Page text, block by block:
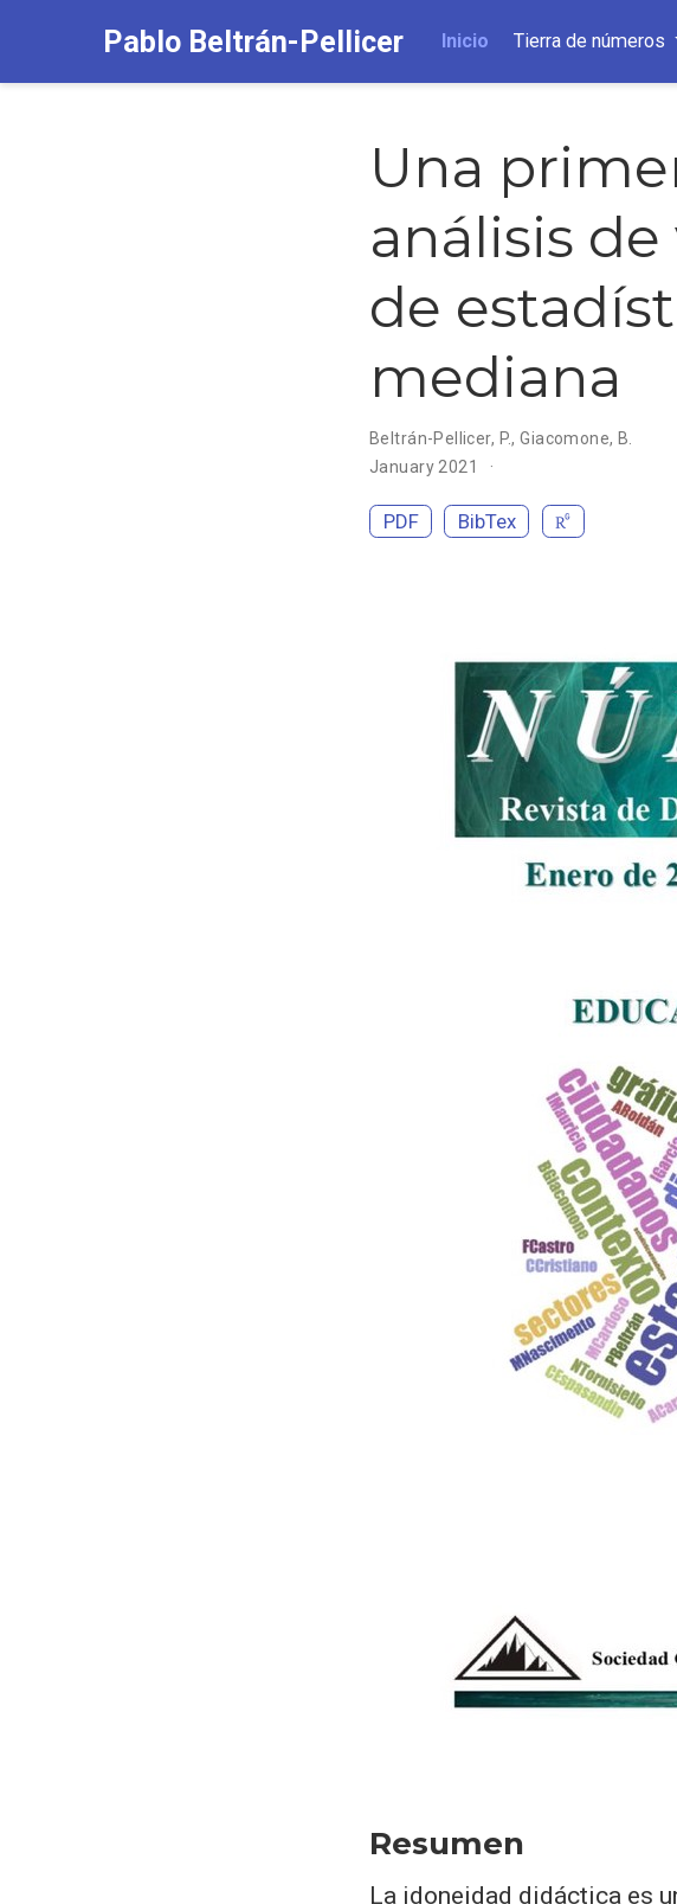
Pablo Beltrán-Pellicer Inicio Tierra de números
Una
análisis
de
mediana
Beltrán-Pellicer, P.,Giacomone, B.
January 2021
PDF BibTex
Resumen
La idoneidad didáctica es